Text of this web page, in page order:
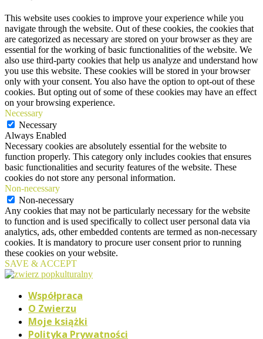
This website uses cookies to improve your experience while you
navigate through the website. Out of these cookies, the cookies that
are categorized as necessary are stored on your browser as they are
essential for the working of basic functionalities of the website. We
also use third-party cookies that help us analyze and understand how
you use this website. These cookies will be stored in your browser
only with your consent. You also have the option to opt-out of these
cookies. But opting out of some of these cookies may have an effect
on your browsing experience.
Necessary
Necessary
Always Enabled
Necessary cookies are absolutely essential for the website to
function properly. This category only includes cookies that ensures
basic functionalities and security features of the website. These
cookies do not store any personal information.
Non-necessary
Non-necessary
Any cookies that may not be particularly necessary for the website
to function and is used specifically to collect user personal data via
analytics, ads, other embedded contents are termed as non-necessary
cookies. It is mandatory to procure user consent prior to running
these cookies on your website.
SAVE & ACCEPT
Współpraca
O Zwierzu
Moje książki
Polityka Prywatności